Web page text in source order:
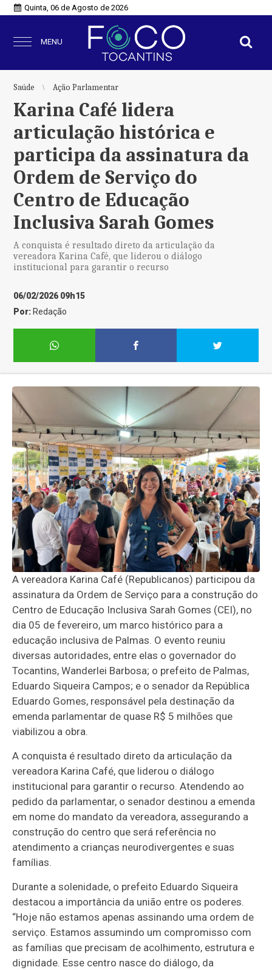
Quinta, 06 de Agosto de 2026
MENU
Saúde Ação Parlamentar
Karina Café lidera
articulação histórica e
participa da assinatura da
Ordem de Serviço do
Centro de Educação
Inclusiva Sarah Gomes
A conquista é resultado direto da articulação da
vereadora Karina Café, que liderou o diálogo
institucional para garantir o recurso
06/02/2026 09h15
Por: Redação
A vereadora Karina Café (Republicanos) participou da
assinatura da Ordem de Serviço para a construção do
Centro de Educação Inclusiva Sarah Gomes (CEI), no
dia 05 de fevereiro, um marco histórico para a
educação inclusiva de Palmas. O evento reuniu
diversas autoridades, entre elas o governador do
Tocantins, Wanderlei Barbosa; o prefeito de Palmas,
Eduardo Siqueira Campos; e o senador da República
Eduardo Gomes, responsável pela destinação da
emenda parlamentar de quase R$ 5 milhões que
viabilizou a obra.
A conquista é resultado direto da articulação da
vereadora Karina Café, que liderou o diálogo
institucional para garantir o recurso. Atendendo ao
pedido da parlamentar, o senador destinou a emenda
em nome do mandato da vereadora, assegurando a
construção do centro que será referência no
atendimento a crianças neurodivergentes e suas
famílias.
Durante a solenidade, o prefeito Eduardo Siqueira
destacou a importância da união entre os poderes.
“Hoje não estamos apenas assinando uma ordem de
serviço. Estamos assumindo um compromisso com
as famílias que precisam de acolhimento, estrutura e
dignidade. Esse centro nasce do diálogo, da